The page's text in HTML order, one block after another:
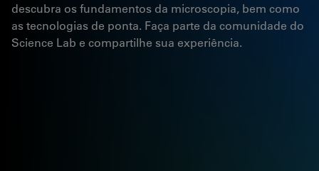
descubra os fundamentos da microscopia, bem como
as tecnologias de ponta. Faça parte da comunidade do
Science Lab e compartilhe sua experiência.